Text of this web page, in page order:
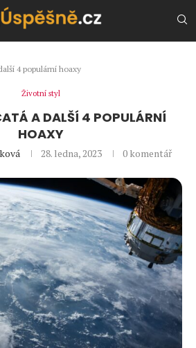
4 populární hoaxy
Životní styl
A DALŠÍ 4 POPULÁRNÍ
HOAXY
28. ledna, 2023 0 komentář